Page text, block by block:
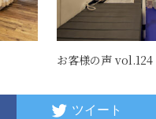
お客様の声 vol.124
ツイート